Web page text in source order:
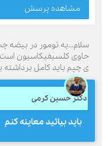
مشاهده پرسش
سلام...یه تومور در بیضه
حاوی کلسیفیکاسیون
ی چپم باید کامل
دکتر حسین کرمی
بايد بيائيد معاينه كنم